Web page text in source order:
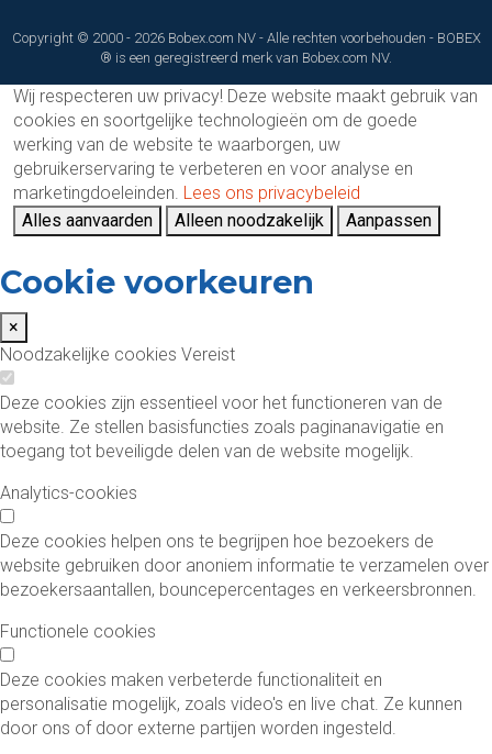
Copyright © 2000 - 2026 Bobex.com NV - Alle rechten voorbehouden - BOBEX
® is een geregistreerd merk van Bobex.com NV.
Wij respecteren uw privacy! Deze website maakt gebruik van
cookies en soortgelijke technologieën om de goede
werking van de website te waarborgen, uw
gebruikerservaring te verbeteren en voor analyse en
marketingdoeleinden. Lees ons privacybeleid
Alles aanvaarden
Alleen noodzakelijk Aanpassen
Cookie voorkeuren
×
Noodzakelijke cookies Vereist
Deze cookies zijn essentieel voor het functioneren van de
website. Ze stellen basisfuncties zoals paginanavigatie en
toegang tot beveiligde delen van de website mogelijk.
Analytics-cookies
Deze cookies helpen ons te begrijpen hoe bezoekers de
website gebruiken door anoniem informatie te verzamelen over
bezoekersaantallen, bouncepercentages en verkeersbronnen.
Functionele cookies
Deze cookies maken verbeterde functionaliteit en
personalisatie mogelijk, zoals video's en live chat. Ze kunnen
door ons of door externe partijen worden ingesteld.